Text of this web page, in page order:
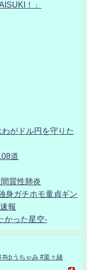
！」
がドル円を守りた
道
質性肺炎
身ガチホモ童貞ギン
報
かった星空-
ゆうちゃみ #菜々緒